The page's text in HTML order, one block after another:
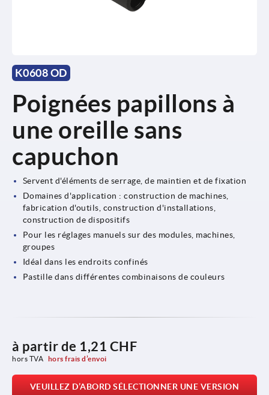
K0608 OD
Poignées papillons à
une oreille sans
capuchon
Servent d'éléments de serrage, de maintien et de fixation
Domaines d'application : construction de machines,
fabrication d'outils, construction d'installations,
construction de dispositifs
Pour les réglages manuels sur des modules, machines,
groupes
Idéal dans les endroits confinés
Pastille dans différentes combinaisons de couleurs
à partir de 1,21 CHF
hors TVA hors frais d’envoi
VEUILLEZ D’ABORD SÉLECTIONNER UNE VERSION